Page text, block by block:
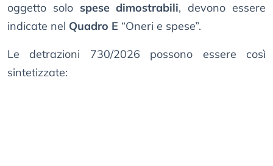
oggetto solo spese dimostrabili, devono essere
indicate nel Quadro E “Oneri e spese”.
Le detrazioni 730/2026 possono essere così
sintetizzate: